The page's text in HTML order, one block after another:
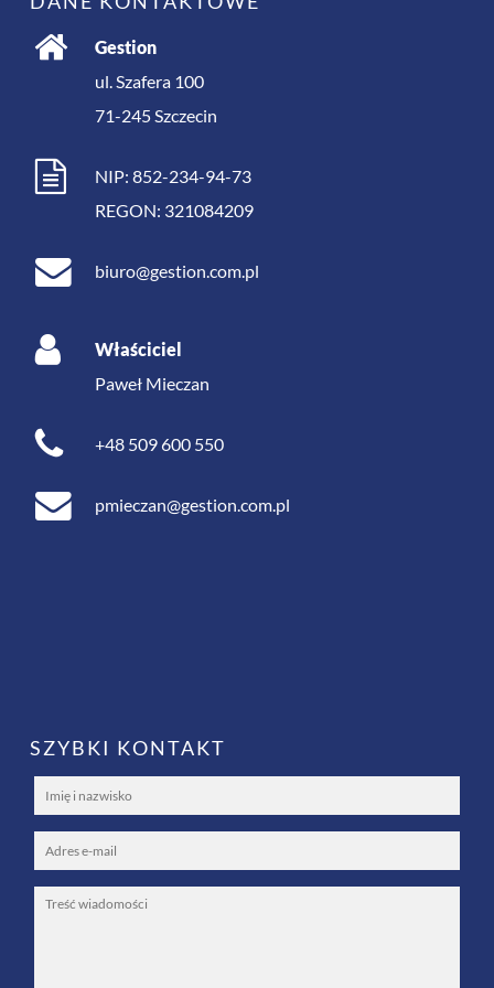
Gestion
ul. Szafera 100
71-245Szczecin
NIP: 852-234-94-73
REGON: 321084209
biuro@gestion.com.pl
Właściciel
Paweł Mieczan
+48 509 600 550
pmieczan@gestion.com.pl
SZYBKI KONTAKT